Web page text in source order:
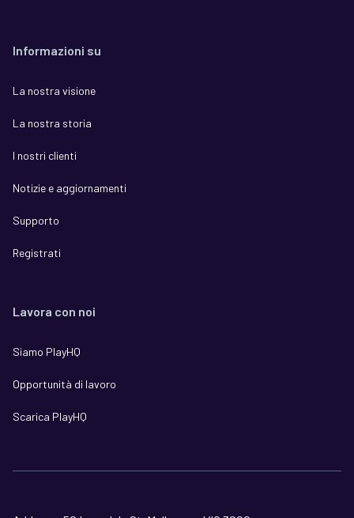
Informazioni su
La nostra visione
La nostra storia
I nostri clienti
Notizie e aggiornamenti
Supporto
Registrati
Lavora con noi
Siamo PlayHQ
Opportunità di lavoro
Scarica PlayHQ